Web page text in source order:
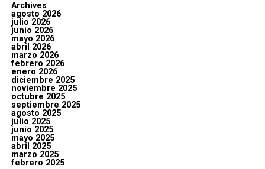
Archives
agosto 2026
julio 2026
junio 2026
mayo 2026
abril 2026
marzo 2026
febrero 2026
enero 2026
diciembre 2025
noviembre 2025
octubre 2025
septiembre 2025
agosto 2025
julio 2025
junio 2025
mayo 2025
abril 2025
marzo 2025
febrero 2025